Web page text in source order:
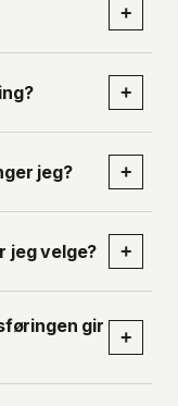
+
+
jeg? +
jeg velge? +
gir
+